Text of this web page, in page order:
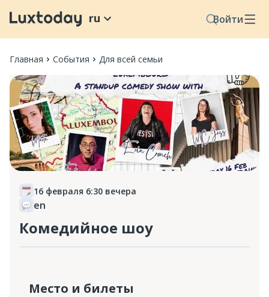
Войти
ru
Главная События Для всей семьи
16 февраля 6:30 вечера
en
Комедийное шоу
Место и билеты